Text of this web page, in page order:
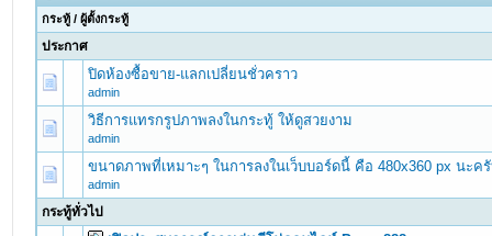
กระทู้ /ผู้ตั้งกระทู้
ประกาศ
ปิดห้องซื้อขาย-แลกเปลี่ยนชั่วคราว
admin
วิธีการแทรกรูปภาพลงในกระทู้ ให้ดูสวยงาม
admin
ขนาดภาพที่เหมาะๆ ในการลงในเว็บบอร์ดนี้ คือ 480x360 px นะค
admin
กระทู้ทั่วไป